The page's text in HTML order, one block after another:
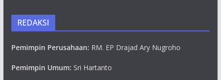
REDAKSI
Pemimpin Perusahaan: RM. EP Drajad Ary Nugroho
Pemimpin Umum: Sri Hartanto